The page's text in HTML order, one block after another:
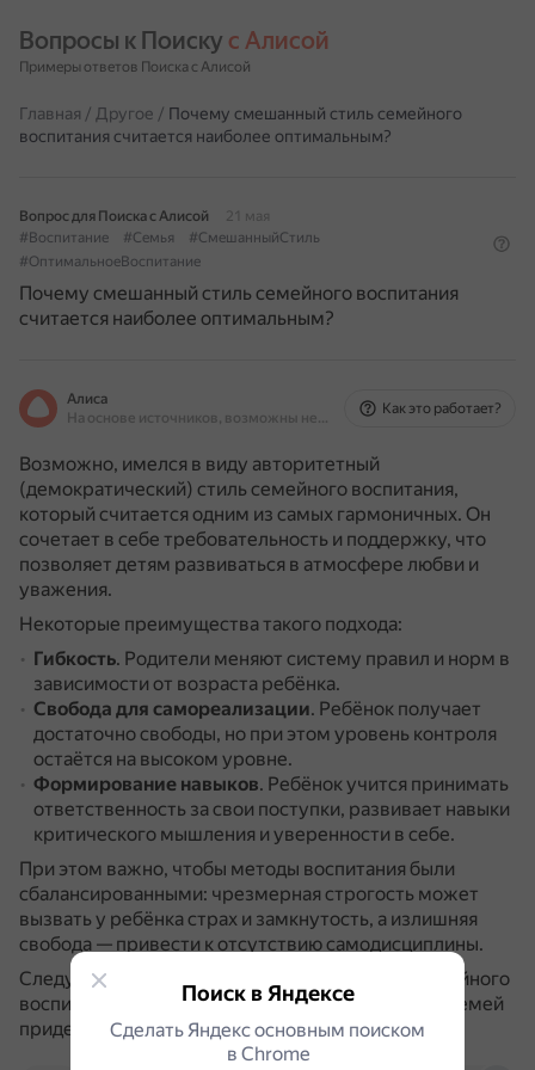
Вопросы к Поиску с Алисой
Примеры ответов Поиска с Алисой
Главная / Другое / Почему смешанный стиль семейного
воспитания считается наиболее оптимальным?
Вопрос для Поиска с Алисой
21 мая
#Воспитание
#Семья
#СмешанныйСтиль
#ОптимальноеВоспитание
Почему смешанный стиль семейного воспитания
считается наиболее оптимальным?
Алиса
На основе источников, возможны неточности
Как это работает?
Возможно, имелся в виду авторитетный
(демократический) стиль семейного воспитания,
который считается одним из самых гармоничных. Он
сочетает в себе требовательность и поддержку, что
позволяет детям развиваться в атмосфере любви и
уважения.
Некоторые преимущества такого подхода:
Гибкость. Родители меняют систему правил и норм в
зависимости от возраста ребёнка.
Свобода для самореализации. Ребёнок получает
достаточно свободы, но при этом уровень контроля
остаётся на высоком уровне.
Формирование навыков. Ребёнок учится принимать
ответственность за свои поступки, развивает навыки
критического мышления и уверенности в себе.
При этом важно, чтобы методы воспитания были
сбалансированными: чрезмерная строгость может
вызвать у ребёнка страх и замкнутость, а излишняя
свобода — привести к отсутствию самодисциплины.
Следует учитывать, что «чистые» варианты семейного
воспитания встречаются нечасто, большинство семей
придерживаются смешанного стиля.
Поиск в Яндексе
Сделать Яндекс основным поиском
в Сhrome